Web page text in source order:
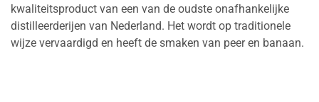
kwaliteitsproduct van een van de oudste onafhankelijke
distilleerderijen van Nederland. Het wordt op traditionele
wijze vervaardigd en heeft de smaken van peer en banaan.